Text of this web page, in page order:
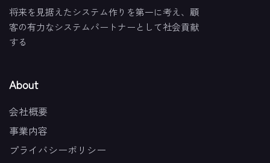
将来を見据えたシステム作りを第一に考え、顧
客の有力なシステムパートナーとして社会貢献
する
About
会社概要
事業内容
プライバシーポリシー